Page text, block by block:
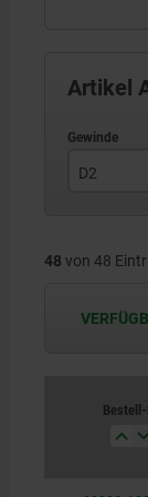
Artikel
D2
M8
48 von 48
Bestell-